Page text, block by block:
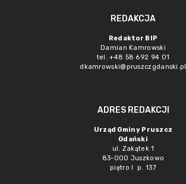
REDAKCJA
Redaktor BIP
Damian Kamrowski
tel. +48 58 692 94 01
dkamrowski@pruszczgdanski.pl
ADRES REDAKCJI
Urząd Gminy Pruszcz
Gdański
ul. Zakątek 1
83-000 Juszkowo
piętro I p. 137